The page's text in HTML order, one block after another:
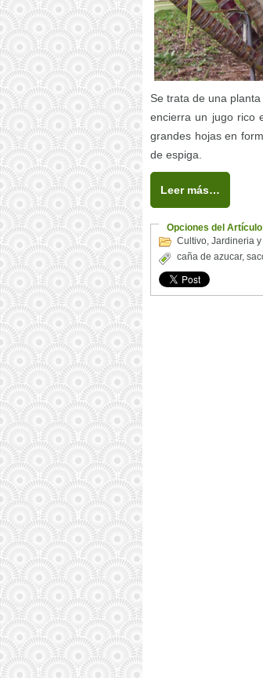
Se trata de una
encierra un jugo rico
grandes hojas en
de espiga.
Leer más…
Opciones del Artículo
Cultivo, Jardineria
caña de azucar,